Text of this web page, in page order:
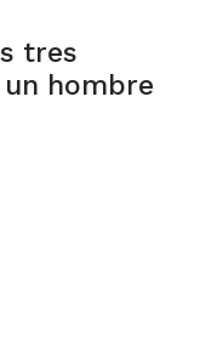
tres
hombre